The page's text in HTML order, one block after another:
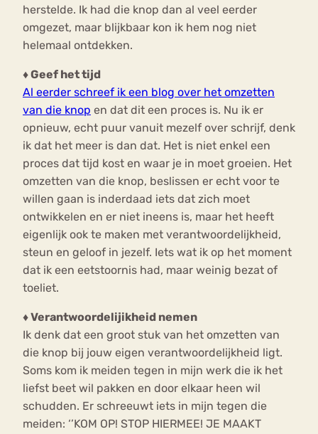
herstelde. Ik had die knop dan al veel eerder
omgezet, maar blijkbaar kon ik hem nog niet
helemaal ontdekken.
♦ Geef het tijd
Al eerder schreef ik een blog over het omzetten
van die knop en dat dit een proces is. Nu ik er
opnieuw, echt puur vanuit mezelf over schrijf, denk
ik dat het meer is dan dat. Het is niet enkel een
proces dat tijd kost en waar je in moet groeien. Het
omzetten van die knop, beslissen er echt voor te
willen gaan is inderdaad iets dat zich moet
ontwikkelen en er niet ineens is, maar het heeft
eigenlijk ook te maken met verantwoordelijkheid,
steun en geloof in jezelf. Iets wat ik op het moment
dat ik een eetstoornis had, maar weinig bezat of
toeliet.
♦ Verantwoordelijikheid nemen
Ik denk dat een groot stuk van het omzetten van
die knop bij jouw eigen verantwoordelijkheid ligt.
Soms kom ik meiden tegen in mijn werk die ik het
liefst beet wil pakken en door elkaar heen wil
schudden. Er schreeuwt iets in mijn tegen die
meiden: ‘’KOM OP! STOP HIERMEE! JE MAAKT